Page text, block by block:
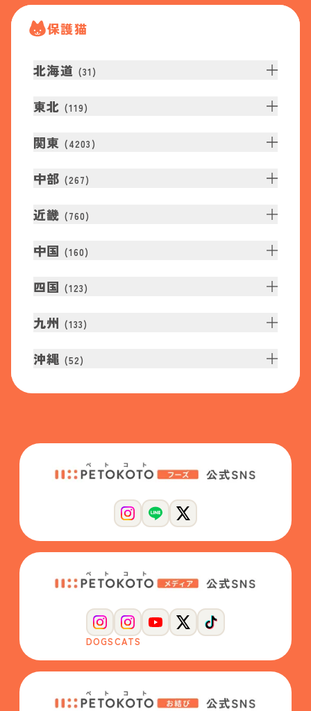
保護猫
北海道 (31 )
東北 (119)
関東 (4203 )
中部 (267)
近畿 (760)
中国 (160)
四国 (123)
九州 (133)
沖縄 (52)
DOGSCATS